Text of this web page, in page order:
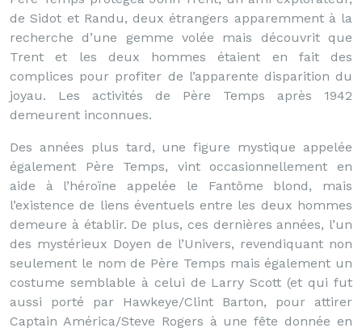
de Sidot et Randu, deux étrangers apparemment à la
recherche d’une gemme volée mais découvrit que
Trent et les deux hommes étaient en fait des
complices pour profiter de l’apparente disparition du
joyau. Les activités de Père Temps après 1942
demeurent inconnues.
Des années plus tard, une figure mystique appelée
également Père Temps, vint occasionnellement en
aide à l’héroïne appelée le Fantôme blond, mais
l’existence de liens éventuels entre les deux hommes
demeure à établir. De plus, ces dernières années, l’un
des mystérieux Doyen de l’Univers, revendiquant non
seulement le nom de Père Temps mais également un
costume semblable à celui de Larry Scott (et qui fut
aussi porté par Hawkeye/Clint Barton, pour attirer
Captain América/Steve Rogers à une fête donnée en